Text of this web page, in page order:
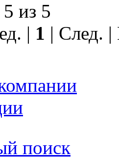
из 5
| 1 | След.
поиск